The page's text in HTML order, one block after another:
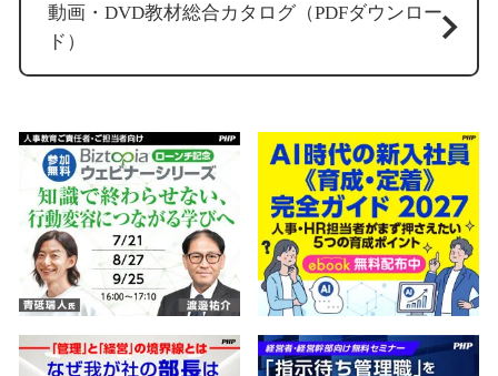
動画・DVD教材総合カタログ（PDFダウンロー
ド）